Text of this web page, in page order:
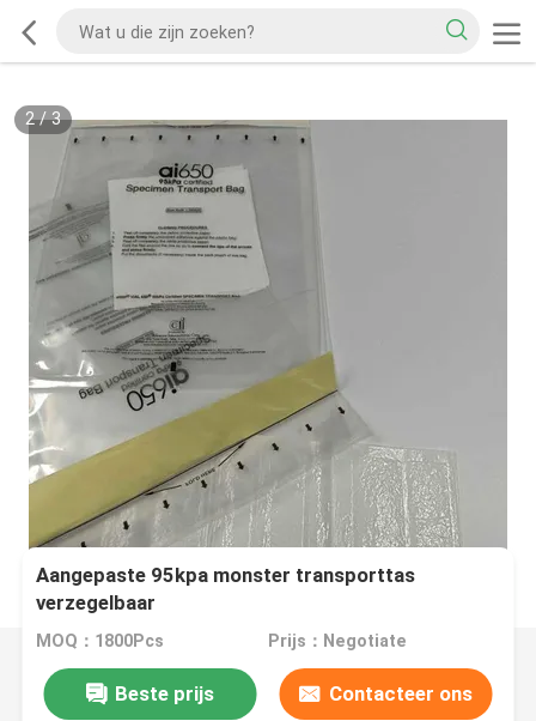
2/3
Aangepaste 95kpa monster transporttas
verzegelbaar
MOQ：1800Pcs Prijs：Negotiate
Beste prijs Contacteer ons